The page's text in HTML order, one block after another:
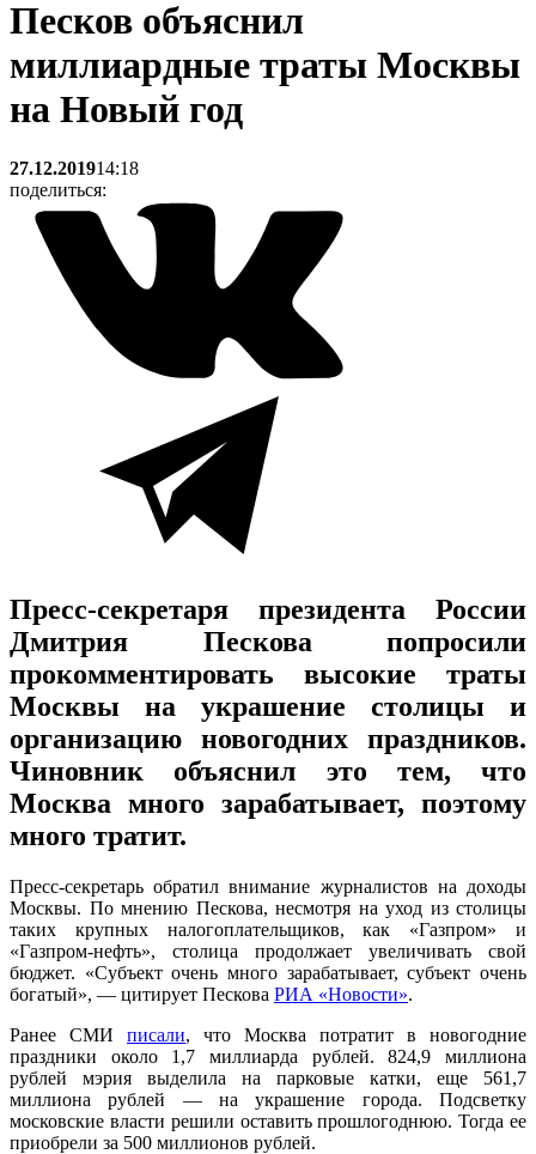
Песков объяснил
миллиардные траты Москвы
на Новый год
27.12.201914:18
поделиться:
Пресс-секретаря президента России
Дмитрия Пескова попросили
прокомментировать высокие траты
Москвы на украшение столицы и
организацию новогодних праздников.
Чиновник объяснил это тем, что
Москва много зарабатывает, поэтому
много тратит.
Пресс-секретарь обратил внимание журналистов на доходы
Москвы. По мнению Пескова, несмотря на уход из столицы
таких крупных налогоплательщиков, как «Газпром» и
«Газпром-нефть», столица продолжает увеличивать свой
бюджет. «Субъект очень много зарабатывает, субъект очень
богатый», — цитирует Пескова РИА «Новости».
Ранее СМИ писали, что Москва потратит в новогодние
праздники около 1,7 миллиарда рублей. 824,9 миллиона
рублей мэрия выделила на парковые катки, еще 561,7
миллиона рублей — на украшение города. Подсветку
московские власти решили оставить прошлогоднюю. Тогда ее
приобрели за 500 миллионов рублей.